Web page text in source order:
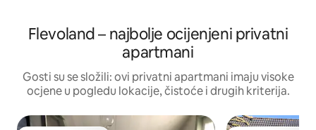
Flevoland – najbolje ocijenjeni privatni
apartmani
Gosti su se složili: ovi privatni apartmani imaju visoke
ocjene u pogledu lokacije, čistoće i drugih kriterija.